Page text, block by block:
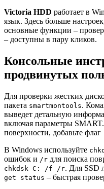
Victoria HDD работает в
язык. Здесь больше
основные функции –
– доступны в пару кликов.
Консольные
продвинутых
Для проверки жестких
пакета smartmontools.
выведет детальную
включая параметры
поверхности, добавьте флаг
В Windows используйте
ошибок и /r для поиска
chkdsk C: /f /r. Для SSD
get status – быстрая